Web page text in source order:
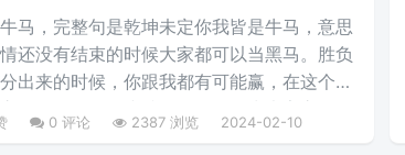
马，完整句是乾坤未定你我皆是牛马，意思
还没有结束的时候大家都可以当黑马。胜负
出来的时候，你跟我都有可能赢，在这个生
永远不要轻易的小瞧任何人，因为大家永远不
在生活的下一个转角处，这个人会有什么样出
0 评论 2387 浏览 2024-02-10